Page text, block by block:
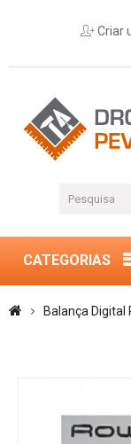
Criar
CATEGORIAS
Balança Digital